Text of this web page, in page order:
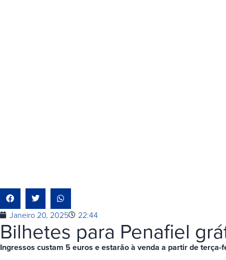
Janeiro 20, 2025 22:44
Bilhetes para Penafiel
Ingressos custam 5 euros e estarão à venda a partir de